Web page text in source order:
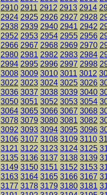
2910 2911 2912 2913 2914
2924 2925 2926 2927 2928
2938 2939 2940 2941 2942
2952 2953 2954 2955 2956
2966 2967 2968 2969 2970
2980 2981 2982 2983 2984
2994 2995 2996 2997 2998
3008 3009 3010 3011 3012
3022 3023 3024 3025 3026
3036 3037 3038 3039 3040
3050 3051 3052 3053 3054
3064 3065 3066 3067 3068
3078 3079 3080 3081 3082
3092 3093 3094 3095 3096
3106 3107 3108 3109 3110
3121 3122 3123 3124 3125
3135 3136 3137 3138 3139
3149 3150 3151 3152 3153
3163 3164 3165 3166 3167
3177 3178 3179 3180 3181